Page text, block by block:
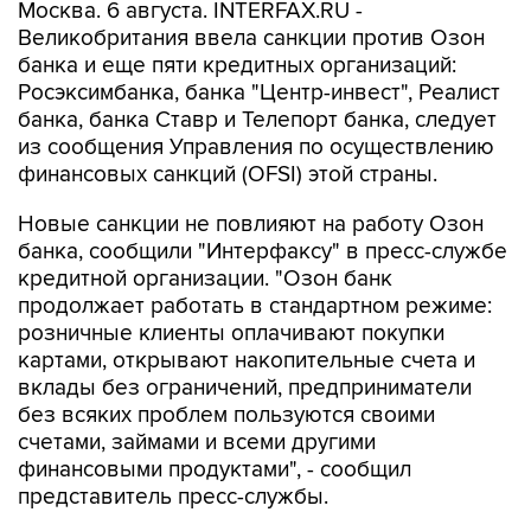
Москва. 6 августа. INTERFAX.RU -
Великобритания ввела санкции против Озон
банка и еще пяти кредитных организаций:
Росэксимбанка, банка "Центр-инвест", Реалист
банка, банка Ставр и Телепорт банка, следует
из сообщения Управления по осуществлению
финансовых санкций (OFSI) этой страны.
Новые санкции не повлияют на работу Озон
банка, сообщили "Интерфаксу" в пресс-службе
кредитной организации. "Озон банк
продолжает работать в стандартном режиме:
розничные клиенты оплачивают покупки
картами, открывают накопительные счета и
вклады без ограничений, предприниматели
без всяких проблем пользуются своими
счетами, займами и всеми другими
финансовыми продуктами", - сообщил
представитель пресс-службы.